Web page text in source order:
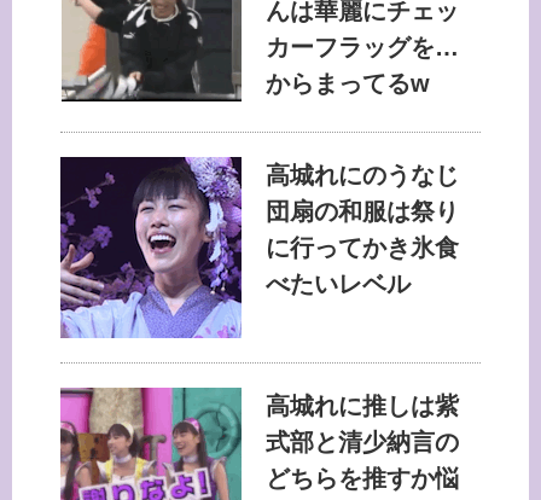
んは華麗にチェッ
カーフラッグを…
からまってるw
高城れにのうなじ
団扇の和服は祭り
に行ってかき氷食
べたいレベル
高城れに推しは紫
式部と清少納言の
どちらを推すか悩